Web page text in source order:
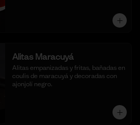
Alitas Maracuyá
Alitas empanizadas y fritas, bañadas en
coulis de maracuyá y decoradas con
ajonjolí negro.